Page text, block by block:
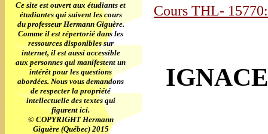
Ce site est ouvert aux étudiants et
étudiantes qui suivent les cours
du professeur Hermann Giguère.
Comme il est répertorié dans les
ressources disponibles sur
internet, il est aussi accessible
aux personnes qui manifestent un
intérêt pour les questions
abordées. Nous vous demandons
de respecter la propriété
intellectuelle des textes qui
figurent ici.
© COPYRIGHT Hermann
Giguère (Québec) 2015
Cours THL-